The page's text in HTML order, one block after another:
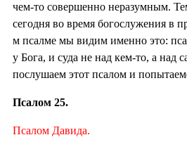
чем-то совершенно неразумным.
сегодня во время богослужения в
м псалме мы видим именно это:
у Бога, и суда не над кем-то, а над
послушаем этот псалом и
Псалом 25.
Псалом Давида.